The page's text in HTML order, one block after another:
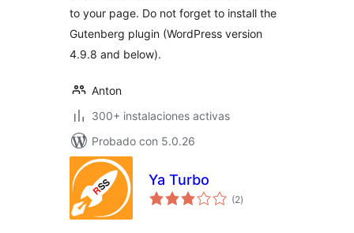
to your page. Do not forget to install the
Gutenberg plugin (WordPress version
4.9.8 and below).
Anton
300+ instalaciones activas
Probado con 5.0.26
Ya Turbo
(2total
de
)